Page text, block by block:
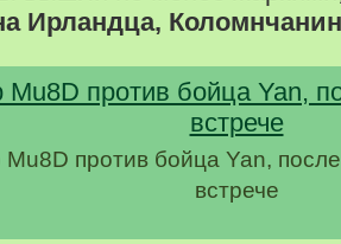
Ирландца,
против бойца Yan,
встрече